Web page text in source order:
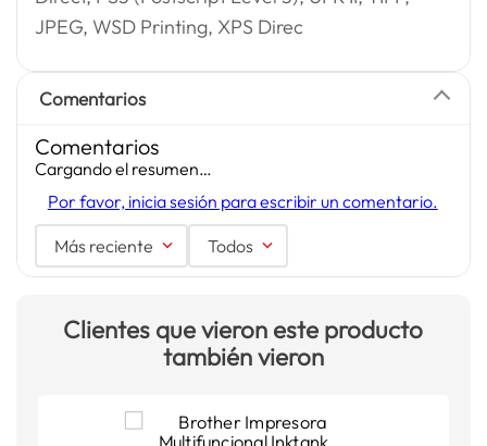
JPEG, WSD Printing, XPS Direc
Comentarios
Comentarios
Cargando el resumen…
Por favor, inicia sesión para escribir un comentario.
Más reciente Todos
Clientes que vieron este producto
también vieron